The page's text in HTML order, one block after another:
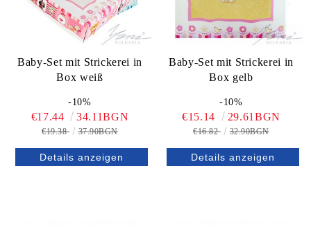
Baby-Set mit Strickerei in
Box weiß
-10%
€17.44 34.11BGN
€19.38 37.90BGN
Details anzeigen
Baby-Set mit Strickerei in
Box gelb
-10%
€15.14 29.61BGN
€16.82 32.90BGN
Details anzeigen